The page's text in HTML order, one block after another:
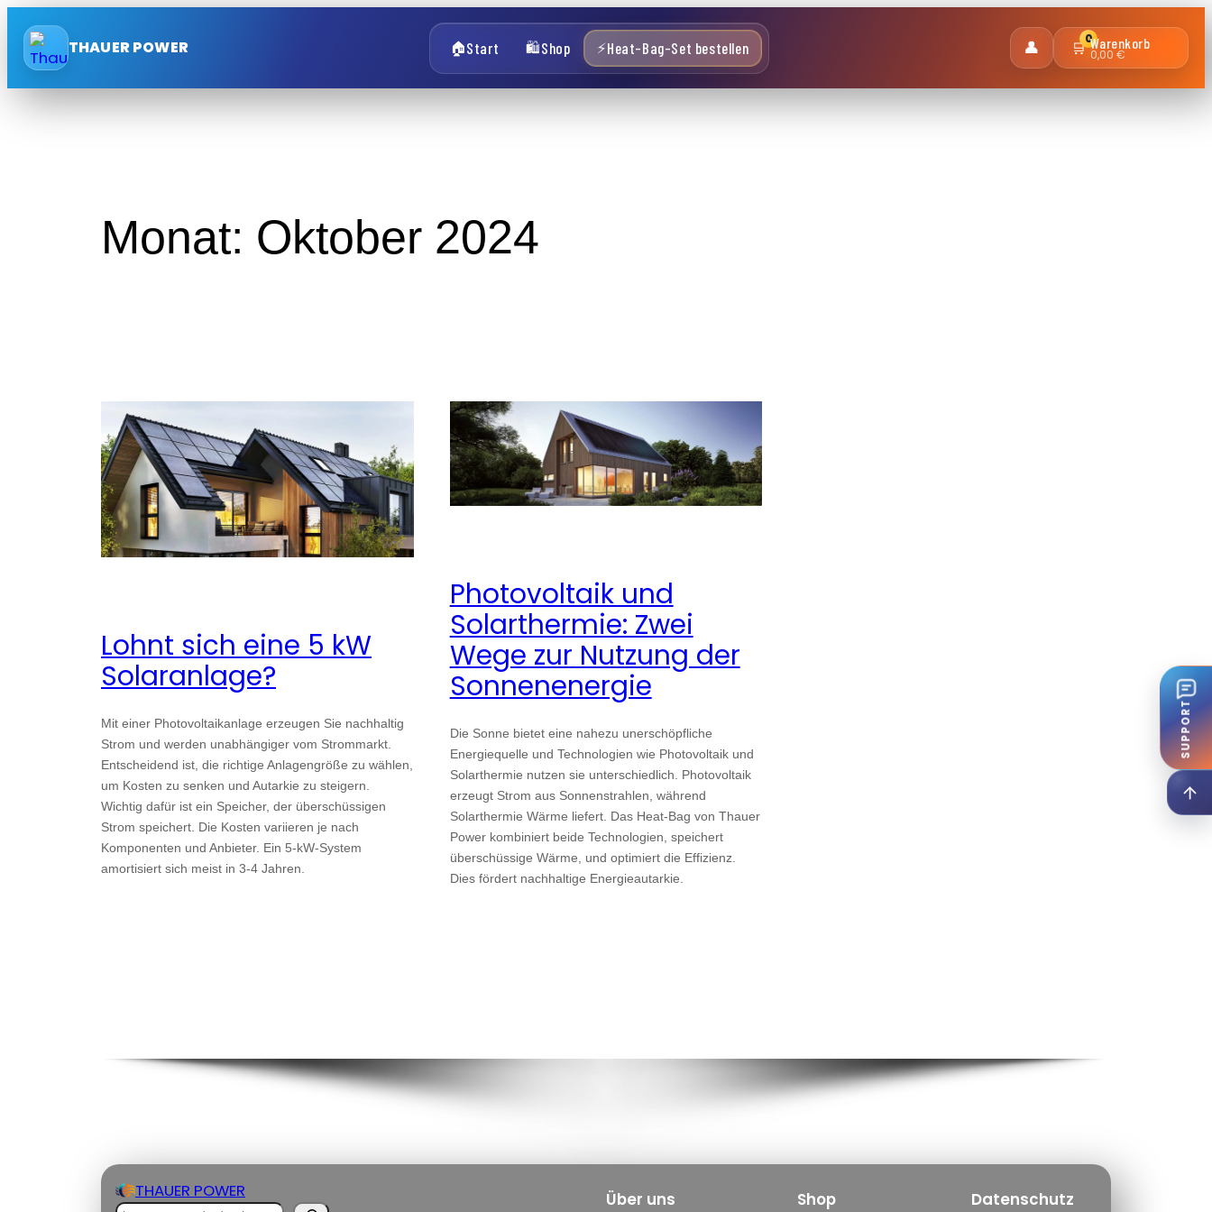
Inhalt
springen
THAUER POWER 🏠Start 🛍️Shop ⚡Heat-Bag-Set bestellen 👤 🛒0Warenkorb
0,00 €
Monat: Oktober 2024
Lohnt sich eine 5 kW
Solaranlage?
Mit einer Photovoltaikanlage erzeugen Sie nachhaltig
Strom und werden unabhängiger vom Strommarkt.
Entscheidend ist, die richtige Anlagengröße zu wählen,
um Kosten zu senken und Autarkie zu steigern.
Wichtig dafür ist ein Speicher, der überschüssigen
Strom speichert. Die Kosten variieren je nach
Komponenten und Anbieter. Ein 5-kW-System
amortisiert sich meist in 3-4 Jahren.
Photovoltaik und
Solarthermie: Zwei
Wege zur Nutzung der
Sonnenenergie
Die Sonne bietet eine nahezu unerschöpfliche
Energiequelle und Technologien wie Photovoltaik und
Solarthermie nutzen sie unterschiedlich. Photovoltaik
erzeugt Strom aus Sonnenstrahlen, während
Solarthermie Wärme liefert. Das Heat-Bag von Thauer
Power kombiniert beide Technologien, speichert
überschüssige Wärme, und optimiert die Effizienz.
Dies fördert nachhaltige Energieautarkie.
SUPPORT
THAUER POWER Über uns Shop Datenschutz